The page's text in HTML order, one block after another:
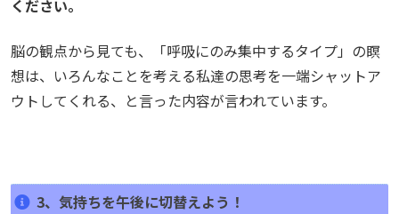
ください。
脳の観点から見ても、「呼吸にのみ集中するタイプ」の瞑
想は、いろんなことを考える私達の思考を一端シャットア
ウトしてくれる、と言った内容が言われています。
3、気持ちを午後に切替えよう！